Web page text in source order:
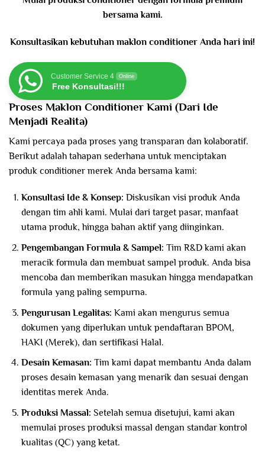
bersama kami.
Konsultasikan kebutuhan maklon conditioner Anda hari ini!
Customer Service 4 Online
Free Konsultasi!!!
Proses Maklon Conditioner Kami (Dari Ide
Menjadi Realita)
Kami percaya pada proses yang transparan dan kolaboratif.
Berikut adalah tahapan sederhana untuk menciptakan
produk conditioner merek Anda bersama kami:
Konsultasi Ide & Konsep: Diskusikan visi produk Anda
dengan tim ahli kami. Mulai dari target pasar, manfaat
utama produk, hingga bahan aktif yang diinginkan.
Pengembangan Formula & Sampel: Tim R&D kami akan
meracik formula dan membuat sampel produk. Anda bisa
mencoba dan memberikan masukan hingga mendapatkan
formula yang paling sempurna.
Pengurusan Legalitas: Kami akan mengurus semua
dokumen yang diperlukan untuk pendaftaran BPOM,
HAKI (Merek), dan sertifikasi Halal.
Desain Kemasan: Tim kami dapat membantu Anda dalam
proses desain kemasan yang menarik dan sesuai dengan
identitas merek Anda.
Produksi Massal: Setelah semua disetujui, kami akan
memulai proses produksi massal dengan standar kontrol
kualitas (QC) yang ketat.